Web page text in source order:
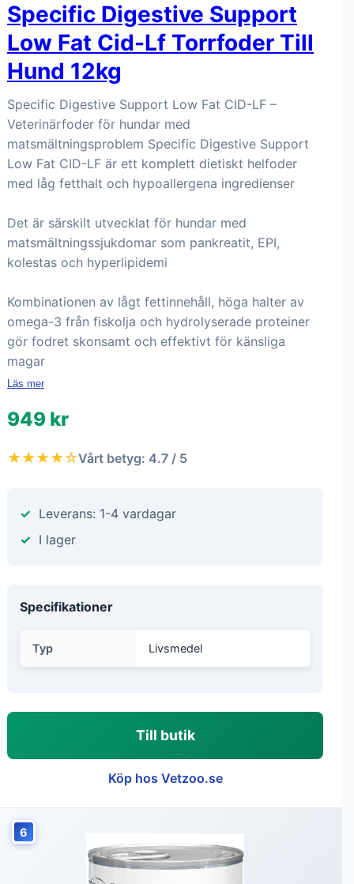
Specific Digestive Support
Low Fat Cid-Lf Torrfoder Till
Hund 12kg
Specific Digestive Support Low Fat CID-LF –
Veterinärfoder för hundar med
matsmältningsproblem Specific Digestive Support
Low Fat CID-LF är ett komplett dietiskt helfoder
med låg fetthalt och hypoallergena ingredienser
Det är särskilt utvecklat för hundar med
matsmältningssjukdomar som pankreatit, EPI,
kolestas och hyperlipidemi
Kombinationen av lågt fettinnehåll, höga halter av
omega-3 från fiskolja och hydrolyserade proteiner
gör fodret skonsamt och effektivt för känsliga
magar
Läs mer
949 kr
★★★★☆Vårt betyg: 4.7 / 5
Leverans: 1-4 vardagar
I lager
Specifikationer
Typ Livsmedel
Till butik
Köp hos Vetzoo.se
6